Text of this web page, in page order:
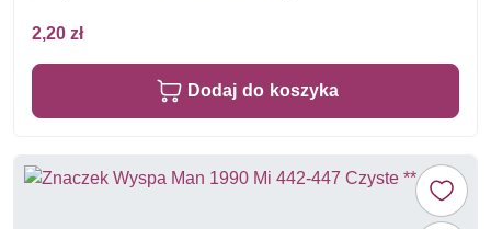
2,20 zł
Dodaj do koszyka